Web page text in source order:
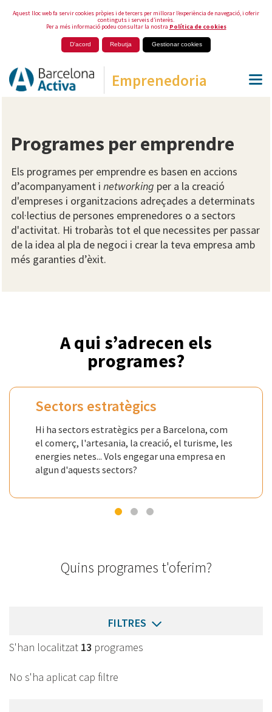
Aquest lloc web fa servir cookies pròpies i de tercers per millorar l’experiència de navegació, i oferir
continguts i serveis d’interès.
Per a més informació podeu consultar la nostra Política de cookies
D'acord Rebutja Gestionar cookies
Emprenedoria
Programes per emprendre
Els programes per emprendre es basen en accions
d’acompanyament i networking per a la creació
d'empreses i organitzacions adreçades a determinats
col·lectius de persones emprenedores o a sectors
d'activitat. Hi trobaràs tot el que necessites per passar
de la idea al pla de negoci i crear la teva empresa amb
més garanties d’èxit.
A qui s’adrecen els
programes?
Sectors estratègics
Hi ha sectors estratègics per a Barcelona, com
el comerç, l'artesania, la creació, el turisme, les
energies netes... Vols engegar una empresa en
algun d'aquests sectors?
Quins programes t'oferim?
FILTRES
S'han localitzat 13 programes
No s'ha aplicat cap filtre